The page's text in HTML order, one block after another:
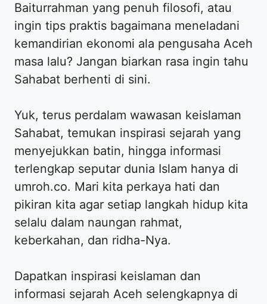
Baiturrahman yang penuh filosofi, atau
ingin tips praktis bagaimana meneladani
kemandirian ekonomi ala pengusaha Aceh
masa lalu? Jangan biarkan rasa ingin tahu
Sahabat berhenti di sini.
Yuk, terus perdalam wawasan keislaman
Sahabat, temukan inspirasi sejarah yang
menyejukkan batin, hingga informasi
terlengkap seputar dunia Islam hanya di
umroh.co. Mari kita perkaya hati dan
pikiran kita agar setiap langkah hidup kita
selalu dalam naungan rahmat,
keberkahan, dan ridha-Nya.
Dapatkan inspirasi keislaman dan
informasi sejarah Aceh selengkapnya di